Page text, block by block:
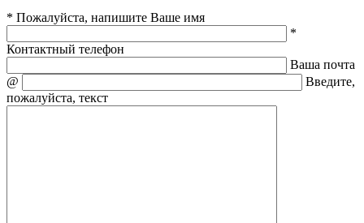
* Пожалуйста, напишите Ваше имя
*
Контактный телефон
Ваша почта
@
Введите,
пожалуйста, текст